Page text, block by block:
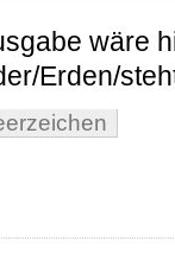
wäre
Erden/